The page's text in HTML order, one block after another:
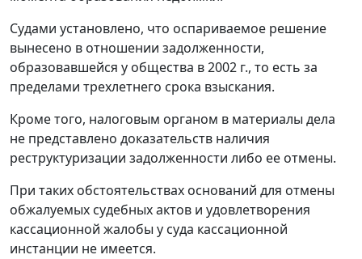
Судами установлено, что оспариваемое решение
вынесено в отношении задолженности,
образовавшейся у общества в 2002 г., то есть за
пределами трехлетнего срока взыскания.
Кроме того, налоговым органом в материалы дела
не представлено доказательств наличия
реструктуризации задолженности либо ее отмены.
При таких обстоятельствах оснований для отмены
обжалуемых судебных актов и удовлетворения
кассационной жалобы у суда кассационной
инстанции не имеется.